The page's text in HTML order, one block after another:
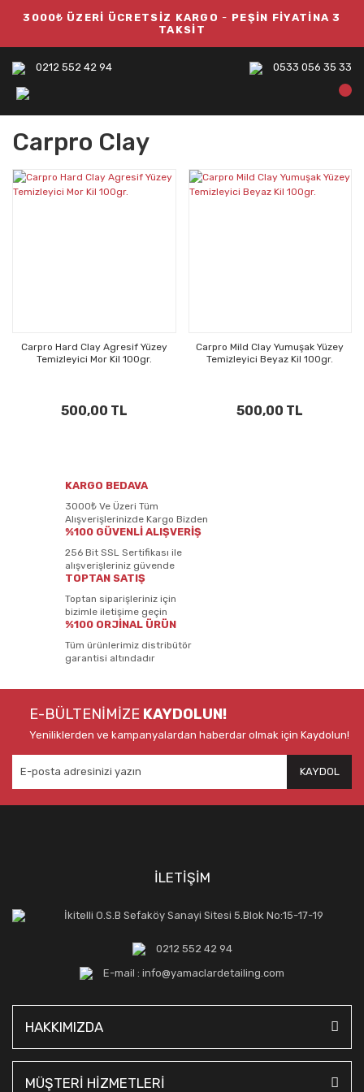
3000₺ ÜZERİ ÜCRETSİZ KARGO - PEŞİN FİYATİNA 3
TAKSİT
0212 552 42 94 0533 056 35 33
Carpro Clay
Carpro Hard Clay Agresif Yüzey
Temizleyici Mor Kil 100gr.
500,00 TL
Carpro Mild Clay Yumuşak Yüzey
Temizleyici Beyaz Kil 100gr.
500,00 TL
KARGO BEDAVA
3000₺ Ve Üzeri Tüm
Alışverişlerinizde Kargo Bizden
%100 GÜVENLİ ALIŞVERİŞ
256 Bit SSL Sertifikası ile
alışverişleriniz güvende
TOPTAN SATIŞ
Toptan siparişleriniz için
bizimle iletişime geçin
%100 ORJİNAL ÜRÜN
Tüm ürünlerimiz distribütör
garantisi altındadır
E-BÜLTENİMİZE KAYDOLUN!
Yeniliklerden ve kampanyalardan haberdar olmak için Kaydolun!
KAYDOL
İLETİŞİM
İkitelli O.S.B Sefaköy Sanayi Sitesi 5.Blok No:15-17-19
0212 552 42 94
E-mail : info@yamaclardetailing.com
HAKKIMIZDA
MÜŞTERİ HİZMETLERİ